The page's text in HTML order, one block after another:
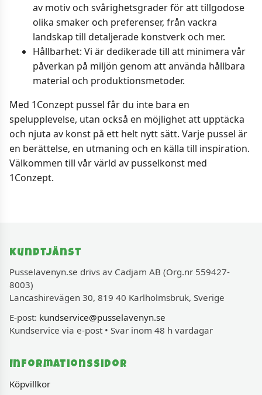
av motiv och svårighetsgrader för att tillgodose
olika smaker och preferenser, från vackra
landskap till detaljerade konstverk och mer.
Hållbarhet: Vi är dedikerade till att minimera vår
påverkan på miljön genom att använda hållbara
material och produktionsmetoder.
Med 1Conzept pussel får du inte bara en
spelupplevelse, utan också en möjlighet att upptäcka
och njuta av konst på ett helt nytt sätt. Varje pussel är
en berättelse, en utmaning och en källa till inspiration.
Välkommen till vår värld av pusselkonst med
1Conzept.
Kundtjänst
Pusselavenyn.se drivs av Cadjam AB (Org.nr 559427-
8003)
Lancashirevägen 30, 819 40 Karlholmsbruk, Sverige
E-post: kundservice@pusselavenyn.se
Kundservice via e-post • Svar inom 48 h vardagar
Informationssidor
Köpvillkor